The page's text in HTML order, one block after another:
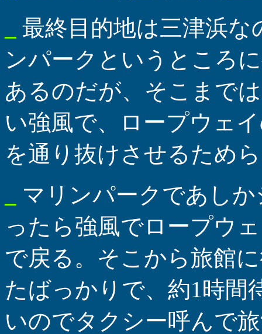
最終目的地は三津浜
ンパークというところ
あるのだが、そこまで
い強風で、ロープウェ
を通り抜けさせるため
マリンパークであし
ったら強風でロープウ
で戻る。そこから旅館
たばっかりで、約1時
いのでタクシー呼んで